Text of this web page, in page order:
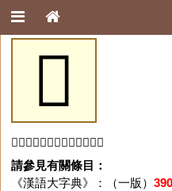
𧯆
「𧯆」字未收錄於本資料庫。
請參見有關條目：
《漢語大字典》：（一版）